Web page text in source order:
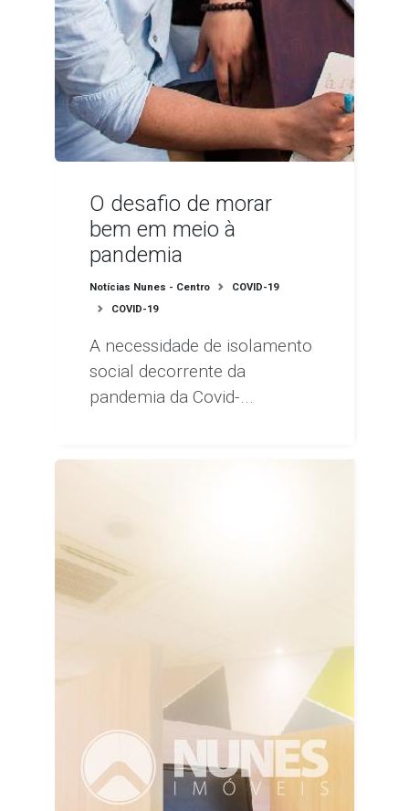
O desafio de morar
bem em meio à
pandemia
Notícias Nunes - Centro
COVID-19
COVID-19
A necessidade de isolamento
social decorrente da
pandemia da Covid-...